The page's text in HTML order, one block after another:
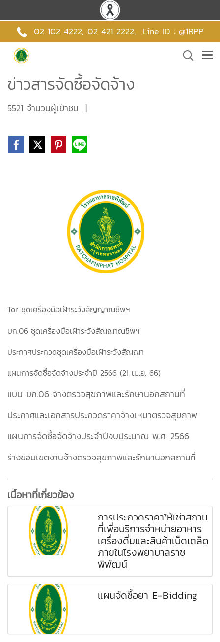
02 102 4222, 02 421 2222, Line ID : @1RPP
ข่าวสารจัดซื้อจัดจ้าง
5521 จำนวนผู้เข้าชม |
Tor ชุดเครื่องมือเฝ้าระวังสัญญาณชีพฯ
บก.06 ชุดเครื่องมือเฝ้าระวังสัญญาณชีพฯ
ประกาศประกวดชุดเครื่องมือเฝ้าระวังสัญญา
แผนการจัดซื้อจัดจ้างประจำปี 2566 (21 เม.ย. 66)
แบบ บก.06 จ้างตรวจสุขภาพและรักษานอกสถานที่
ประกาศและเอกสารประกวดราคาจ้างเหมาตรวจสุขภาพ
แผนการจัดซื้อจัดจ้างประจำปีงบประมาณ พ.ศ. 2566
ร่างขอบเขตงานจ้างตรวจสุขภาพและรักษานอกสถานที่
เนื้อหาที่เกี่ยวข้อง
การประกวดราคาให้เช่าสถาน
ที่เพื่อบริการจำหน่ายอาหาร
เครื่องดื่มและสินค้าเบ็ดเตล็ด
ภายในโรงพยาบาลราช
พิพัฒน์
แผนจัดซื้อยา E-Bidding